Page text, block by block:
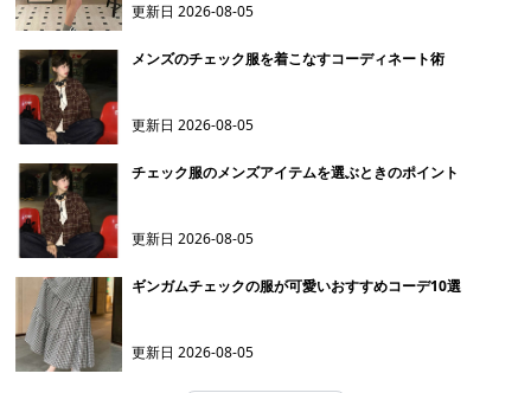
更新日2026-08-05
メンズのチェック服を着こなすコーディネート術
更新日2026-08-05
チェック服のメンズアイテムを選ぶときのポイント
更新日2026-08-05
ギンガムチェックの服が可愛いおすすめコーデ10選
更新日2026-08-05